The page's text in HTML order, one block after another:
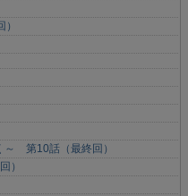
～ 第10話（最終回）
）